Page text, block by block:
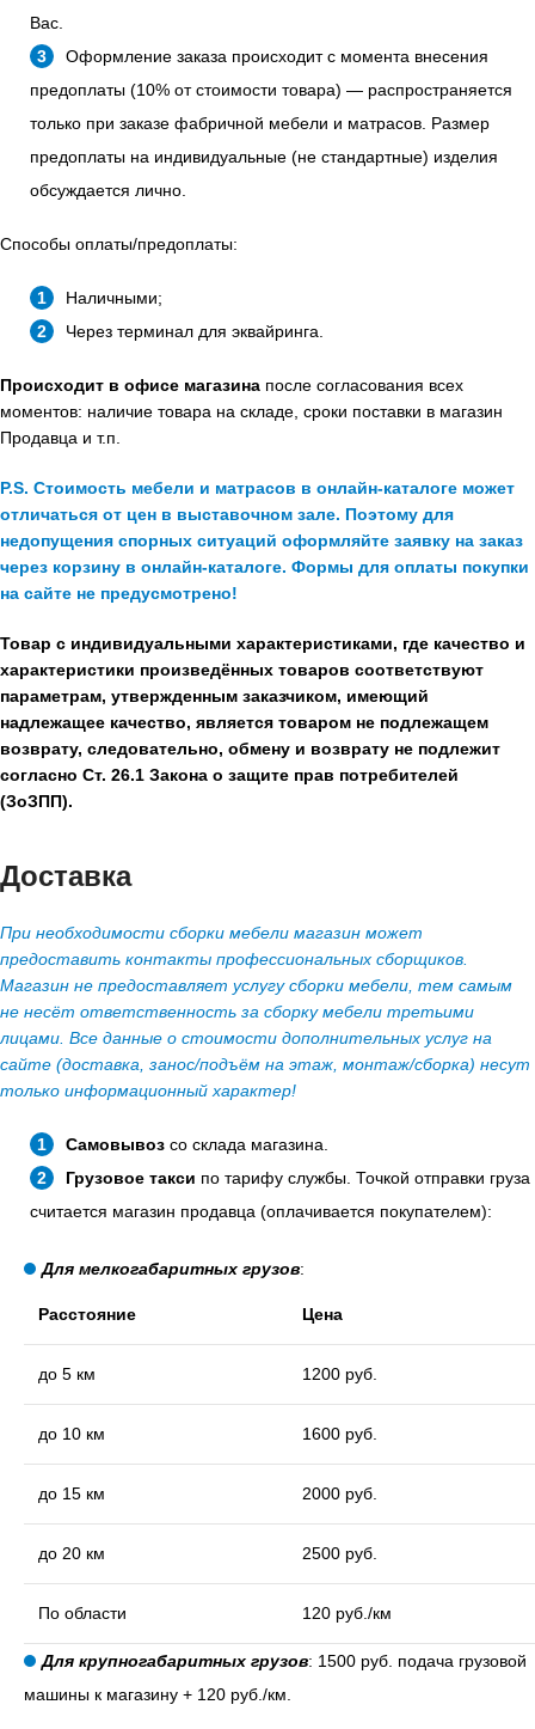
Вас.
Оформление заказа происходит с момента внесения
предоплаты (10% от стоимости товара) — распространяется
только при заказе фабричной мебели и матрасов. Размер
предоплаты на индивидуальные (не стандартные) изделия
обсуждается лично.
Способы оплаты/предоплаты:
Наличными;
Через терминал для эквайринга.
Происходит в офисе магазина после согласования всех
моментов: наличие товара на складе, сроки поставки в магазин
Продавца и т.п.
P.S. Стоимость мебели и матрасов в онлайн-каталоге может
отличаться от цен в выставочном зале. Поэтому для
недопущения спорных ситуаций оформляйте заявку на заказ
через корзину в онлайн-каталоге. Формы для оплаты покупки
на сайте не предусмотрено!
Товар с индивидуальными характеристиками, где качество и
характеристики произведённых товаров соответствуют
параметрам, утвержденным заказчиком, имеющий
надлежащее качество, является товаром не подлежащем
возврату, следовательно, обмену и возврату не подлежит
согласно Ст. 26.1 Закона о защите прав потребителей
(ЗоЗПП).
Доставка
При необходимости сборки мебели магазин может
предоставить контакты профессиональных сборщиков.
Магазин не предоставляет услугу сборки мебели, тем самым
не несёт ответственность за сборку мебели третьими
лицами. Все данные о стоимости дополнительных услуг на
сайте (доставка, занос/подъём на этаж, монтаж/сборка) несут
только информационный характер!
Самовывоз со склада магазина.
Грузовое такси по тарифу службы. Точкой отправки груза
считается магазин продавца (оплачивается покупателем):
Для мелкогабаритных грузов:
Расстояние Цена
до 5 км 1200 руб.
до 10 км 1600 руб.
до 15 км 2000 руб.
до 20 км 2500 руб.
По области 120 руб./км
Для крупногабаритных грузов: 1500 руб. подача грузовой
машины к магазину + 120 руб./км.